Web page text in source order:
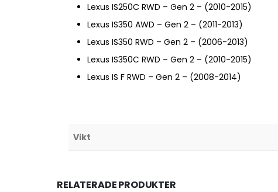
Lexus IS250C RWD – Gen 2 – (2010-2015)
Lexus IS350 AWD – Gen 2 – (2011-2013)
Lexus IS350 RWD – Gen 2 – (2006-2013)
Lexus IS350C RWD – Gen 2 – (2010-2015)
Lexus IS F RWD – Gen 2 – (2008-2014)
Vikt
RELATERADE PRODUKTER